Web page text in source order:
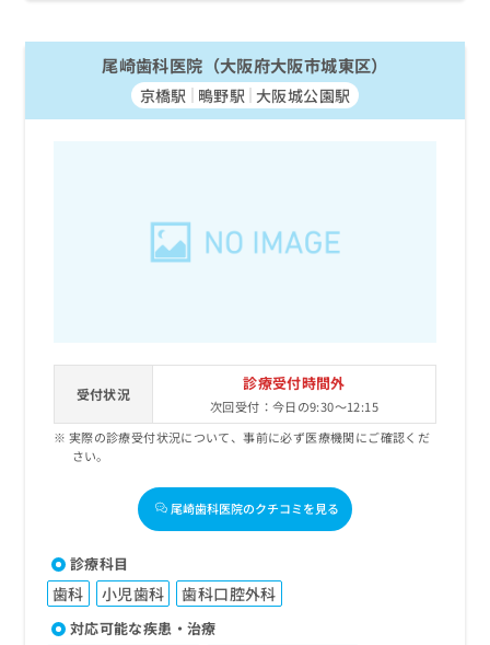
尾崎歯科医院（大阪府大阪市城東区）
京橋駅 鴫野駅 大阪城公園駅
受付状況
診療受付時間外
次回受付：今日の9:30～12:15
実際の診療受付状況について、事前に必ず医療機関にご確認くだ
さい。
尾崎歯科医院のクチコミを見る
診療科目
歯科 小児歯科 歯科口腔外科
対応可能な疾患・治療